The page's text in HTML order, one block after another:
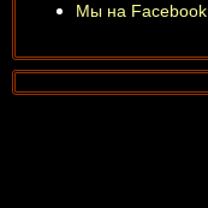
Мы на Facebook